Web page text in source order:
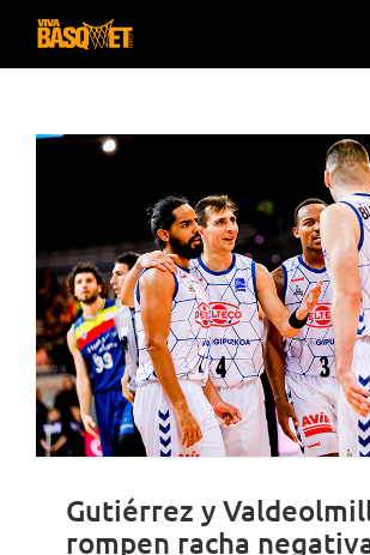
Saltar
Gutiérrez y
rompen racha